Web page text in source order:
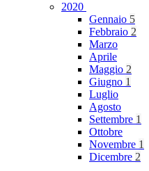
2020
Gennaio 5
Febbraio 2
Marzo
Aprile
Maggio 2
Giugno 1
Luglio
Agosto
Settembre 1
Ottobre
Novembre 1
Dicembre 2